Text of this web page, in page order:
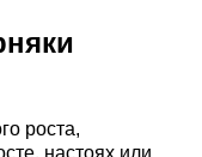
роста,
настоях или